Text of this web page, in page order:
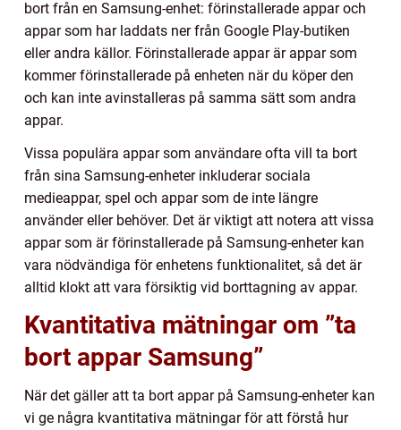
bort från en Samsung-enhet: förinstallerade appar och
appar som har laddats ner från Google Play-butiken
eller andra källor. Förinstallerade appar är appar som
kommer förinstallerade på enheten när du köper den
och kan inte avinstalleras på samma sätt som andra
appar.
Vissa populära appar som användare ofta vill ta bort
från sina Samsung-enheter inkluderar sociala
medieappar, spel och appar som de inte längre
använder eller behöver. Det är viktigt att notera att vissa
appar som är förinstallerade på Samsung-enheter kan
vara nödvändiga för enhetens funktionalitet, så det är
alltid klokt att vara försiktig vid borttagning av appar.
Kvantitativa mätningar om ”ta
bort appar Samsung”
När det gäller att ta bort appar på Samsung-enheter kan
vi ge några kvantitativa mätningar för att förstå hur